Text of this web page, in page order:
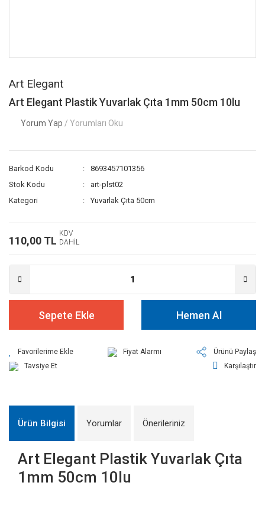
Art Elegant
Art Elegant Plastik Yuvarlak Çıta 1mm 50cm 10lu
Yorum Yap / Yorumları Oku
Barkod Kodu
8693457101356
Stok Kodu
art-plst02
Kategori
Yuvarlak Çıta 50cm
110,00 TL
KDV
DAHİL
Sepete Ekle Hemen Al
Fiyat Alarmı
Ürünü Paylaş
Tavsiye Et
Karşılaştır
Ürün Bilgisi Yorumlar Önerileriniz
Art Elegant Plastik Yuvarlak Çıta
1mm 50cm 10lu